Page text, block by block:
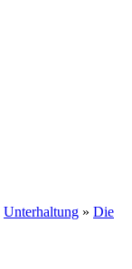
Unterhaltung » Die